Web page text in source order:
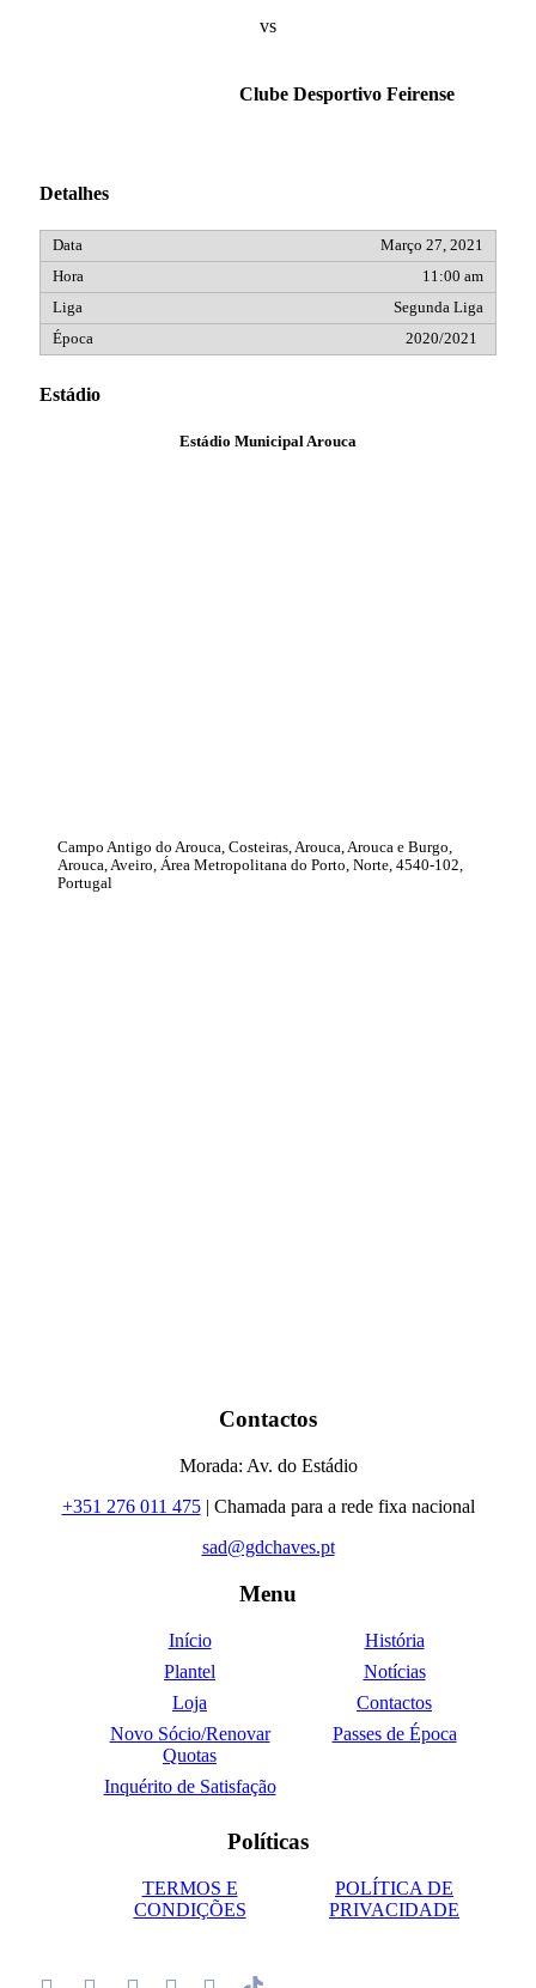
vs
Clube Desportivo Feirense
Detalhes
Março 27, 2021
11:00 am
Segunda Liga
2020/2021
Estádio
Estádio Municipal Arouca
Campo Antigo do Arouca, Costeiras, Arouca, Arouca e Burgo,
Arouca, Aveiro, Área Metropolitana do Porto, Norte, 4540-102,
Portugal
Contactos
Morada: Av. do Estádio
+351 276 011 475| Chamada para a rede fixa nacional
sad@gdchaves.pt
Menu
Início
História
Plantel
Notícias
Loja
Contactos
Novo Sócio/Renovar
Quotas
Passes de Época
Inquérito de Satisfação
Políticas
TERMOS E
CONDIÇÕES
POLÍTICA DE
PRIVACIDADE